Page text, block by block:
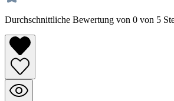
Durchschnittliche Bewertung von 0 von 5